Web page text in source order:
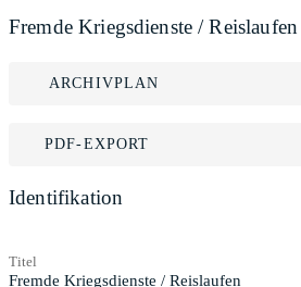
Fremde Kriegsdienste / Reislaufen
ARCHIVPLAN
PDF-EXPORT
Identifikation
Titel
Fremde Kriegsdienste / Reislaufen